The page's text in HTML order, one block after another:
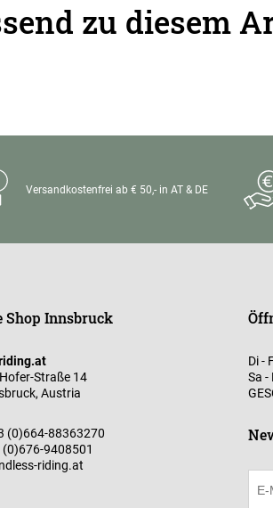
zu diesem
Versandkostenfrei ab € 50,- in AT & DE
Shop Innsbruck
Straße 14
Austria
(0)664-88363270
(0)676-9408501
riding.at
Di -
Sa -